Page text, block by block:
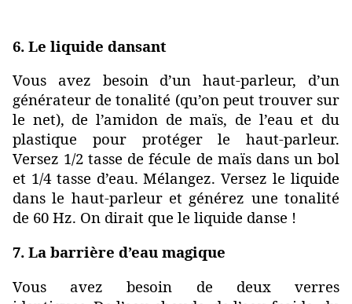
6. Le liquide dansant
Vous avez besoin d’un haut-parleur, d’un
générateur de tonalité (qu’on peut trouver sur
le net), de l’amidon de maïs, de l’eau et du
plastique pour protéger le haut-parleur.
Versez 1/2 tasse de fécule de maïs dans un bol
et 1/4 tasse d’eau. Mélangez. Versez le liquide
dans le haut-parleur et générez une tonalité
de 60 Hz. On dirait que le liquide danse !
7. La barrière d’eau magique
Vous avez besoin de deux verres